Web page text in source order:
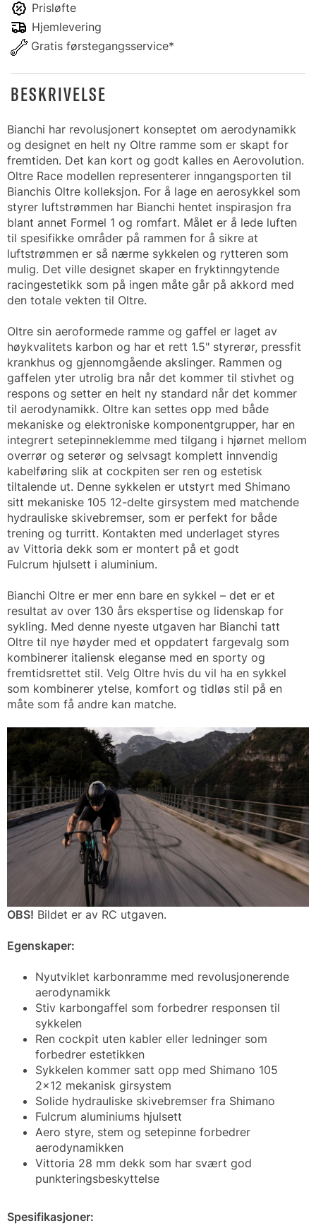
Prisløfte
Hjemlevering
Gratis førstegangsservice*
BESKRIVELSE
Bianchi har revolusjonert konseptet om aerodynamikk
og designet en helt ny Oltre ramme som er skapt for
fremtiden. Det kan kort og godt kalles en Aerovolution.
Oltre Race modellen representerer inngangsporten til
Bianchis Oltre kolleksjon. For å lage en aerosykkel som
styrer luftstrømmen har Bianchi hentet inspirasjon fra
blant annet Formel 1 og romfart. Målet er å lede luften
til spesifikke områder på rammen for å sikre at
luftstrømmen er så nærme sykkelen og rytteren som
mulig. Det ville designet skaper en fryktinngytende
racingestetikk som på ingen måte går på akkord med
den totale vekten til Oltre.
Oltre sin aeroformede ramme og gaffel er laget av
høykvalitets karbon og har et rett 1.5" styrerør, pressfit
krankhus og gjennomgående akslinger. Rammen og
gaffelen yter utrolig bra når det kommer til stivhet og
respons og setter en helt ny standard når det kommer
til aerodynamikk. Oltre kan settes opp med både
mekaniske og elektroniske komponentgrupper, har en
integrert setepinneklemme med tilgang i hjørnet mellom
overrør og seterør og selvsagt komplett innvendig
kabelføring slik at cockpiten ser ren og estetisk
tiltalende ut. Denne sykkelen er utstyrt med Shimano
sitt mekaniske 105 12-delte girsystem med matchende
hydrauliske skivebremser, som er perfekt for både
trening og turritt. Kontakten med underlaget styres
av Vittoria dekk som er montert på et godt
Fulcrum hjulsett i aluminium.
Bianchi Oltre er mer enn bare en sykkel – det er et
resultat av over 130 års ekspertise og lidenskap for
sykling. Med denne nyeste utgaven har Bianchi tatt
Oltre til nye høyder med et oppdatert fargevalg som
kombinerer italiensk eleganse med en sporty og
fremtidsrettet stil. Velg Oltre hvis du vil ha en sykkel
som kombinerer ytelse, komfort og tidløs stil på en
måte som få andre kan matche.
OBS! Bildet er av RC utgaven.
Egenskaper:
Nyutviklet karbonramme med revolusjonerende
aerodynamikk
Stiv karbongaffel som forbedrer responsen til
sykkelen
Ren cockpit uten kabler eller ledninger som
forbedrer estetikken
Sykkelen kommer satt opp med Shimano 105
2x12 mekanisk girsystem
Solide hydrauliske skivebremser fra Shimano
Fulcrum aluminiums hjulsett
Aero styre, stem og setepinne forbedrer
aerodynamikken
Vittoria 28 mm dekk som har svært god
punkteringsbeskyttelse
Spesifikasjoner: